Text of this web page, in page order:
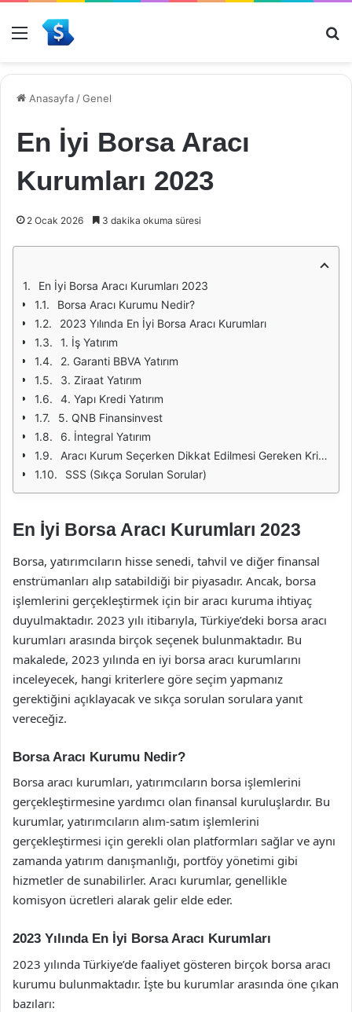
Menü
Anasayfa /Genel
En İyi Borsa Aracı
Kurumları 2023
2 Ocak 2026 3 dakika okuma süresi
En İyi Borsa Aracı Kurumları 2023
Borsa Aracı Kurumu Nedir?
2023 Yılında En İyi Borsa Aracı Kurumları
1. İş Yatırım
2. Garanti BBVA Yatırım
3. Ziraat Yatırım
4. Yapı Kredi Yatırım
5. QNB Finansinvest
6. İntegral Yatırım
Aracı Kurum Seçerken Dikkat Edilmesi Gereken Kriterler
SSS (Sıkça Sorulan Sorular)
En İyi Borsa Aracı Kurumları 2023
Borsa, yatırımcıların hisse senedi, tahvil ve diğer finansal
enstrümanları alıp satabildiği bir piyasadır. Ancak, borsa
işlemlerini gerçekleştirmek için bir aracı kuruma ihtiyaç
duyulmaktadır. 2023 yılı itibarıyla, Türkiye’deki borsa aracı
kurumları arasında birçok seçenek bulunmaktadır. Bu
makalede, 2023 yılında en iyi borsa aracı kurumlarını
inceleyecek, hangi kriterlere göre seçim yapmanız
gerektiğini açıklayacak ve sıkça sorulan sorulara yanıt
vereceğiz.
Borsa Aracı Kurumu Nedir?
Borsa aracı kurumları, yatırımcıların borsa işlemlerini
gerçekleştirmesine yardımcı olan finansal kuruluşlardır. Bu
kurumlar, yatırımcıların alım-satım işlemlerini
gerçekleştirmesi için gerekli olan platformları sağlar ve aynı
zamanda yatırım danışmanlığı, portföy yönetimi gibi
hizmetler de sunabilirler. Aracı kurumlar, genellikle
komisyon ücretleri alarak gelir elde eder.
2023 Yılında En İyi Borsa Aracı Kurumları
2023 yılında Türkiye’de faaliyet gösteren birçok borsa aracı
kurumu bulunmaktadır. İşte bu kurumlar arasında öne çıkan
bazıları: